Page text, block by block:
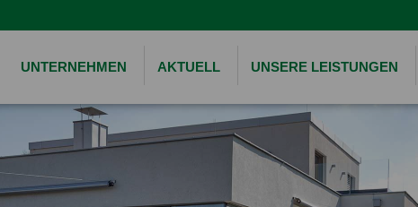
UNTERNEHMEN AKTUELL UNSERE LEISTUNGEN